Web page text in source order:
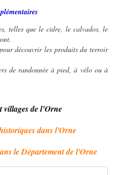
telles que le cidre, le calvados, le
découvrir les produits du terroir
de randonnée à pied, à vélo ou à
villages de l’Orne
dans l'Orne
le Département de l'Orne